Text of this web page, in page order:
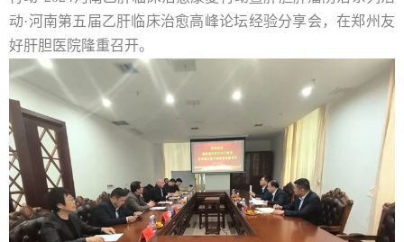
动·河南第五届乙肝临床治愈高峰论坛经验分享会，在郑州友
好肝胆医院隆重召开。